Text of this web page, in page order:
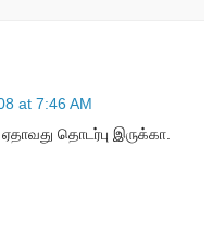
at 7:46 AM
தொடர்பு இருக்கா.